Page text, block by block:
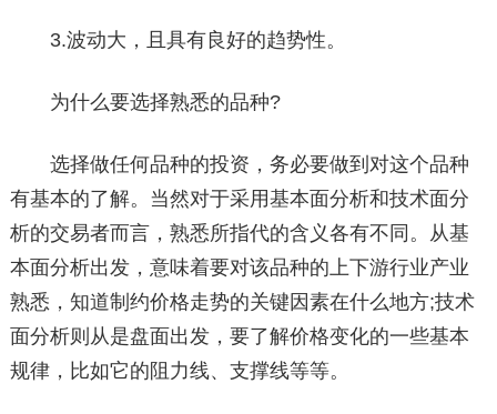
3.波动大，且具有良好的趋势性。
为什么要选择熟悉的品种?
选择做任何品种的投资，务必要做到对这个品种
有基本的了解。当然对于采用基本面分析和技术面分
析的交易者而言，熟悉所指代的含义各有不同。从基
本面分析出发，意味着要对该品种的上下游行业产业
熟悉，知道制约价格走势的关键因素在什么地方;技术
面分析则从是盘面出发，要了解价格变化的一些基本
规律，比如它的阻力线、支撑线等等。